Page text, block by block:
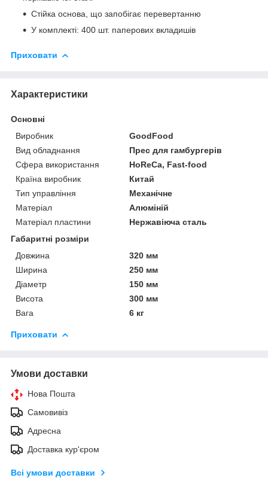
Стійка основа, що запобігає перевертанню
У комплекті: 400 шт. паперових вкладишів
Приховати
Характеристики
Основні
Виробник
GoodFood
Вид обладнання
Прес для гамбургерів
Сфера використання
HoReCa, Fast-food
Країна виробник
Китай
Тип управління
Механічне
Матеріал
Алюміній
Матеріал пластини
Нержавіюча сталь
Габаритні розміри
Довжина
320 мм
Ширина
250 мм
Діаметр
150 мм
Висота
300 мм
Вага
6 кг
Приховати
Умови доставки
Нова Пошта
Самовивіз
Адресна
Доставка кур'єром
Всі умови доставки